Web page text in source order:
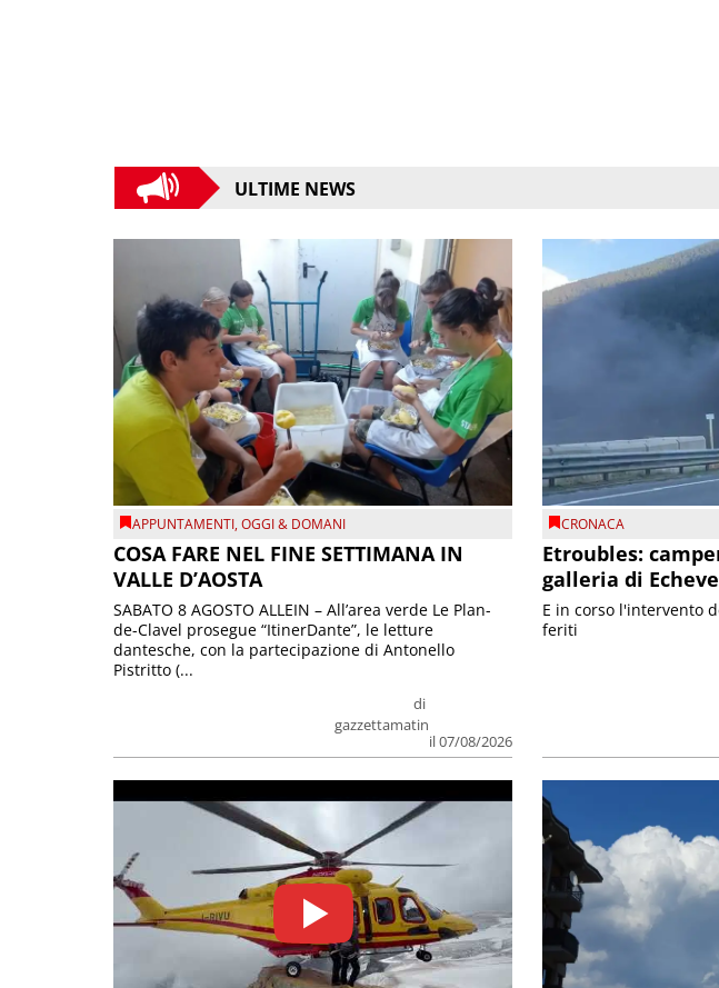
ULTIME NEWS
APPUNTAMENTI,OGGI & DOMANI
COSA FARE NEL FINE SETTIMANA IN
VALLE D’AOSTA
di
gazzettamatin
il 07/08/2026
SABATO 8 AGOSTO ALLEIN – All’area verde Le Plan-
de-Clavel prosegue “ItinerDante”, le letture
dantesche, con la partecipazione di Antonello
Pistritto (...
CRONACA
Etroubles:
galleria di
E in corso l'intervento
feriti